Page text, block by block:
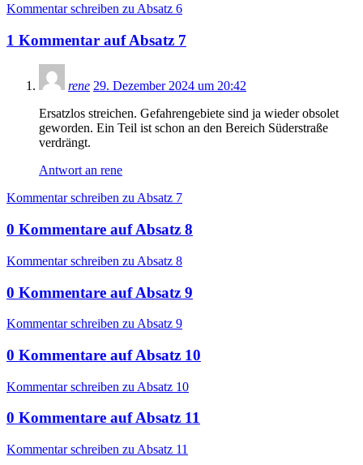
Kommentar schreiben zu Absatz 6
1 Kommentar aufAbsatz 7
rene 29. Dezember 2024 um 20:42
Ersatzlos streichen. Gefahrengebiete sind ja wieder obsolet
geworden. Ein Teil ist schon an den Bereich Süderstraße
verdrängt.
Antwort an rene
Kommentar schreiben zu Absatz 7
0 Kommentare aufAbsatz 8
Kommentar schreiben zu Absatz 8
0 Kommentare aufAbsatz 9
Kommentar schreiben zu Absatz 9
0 Kommentare aufAbsatz 10
Kommentar schreiben zu Absatz 10
0 Kommentare aufAbsatz 11
Kommentar schreiben zu Absatz 11